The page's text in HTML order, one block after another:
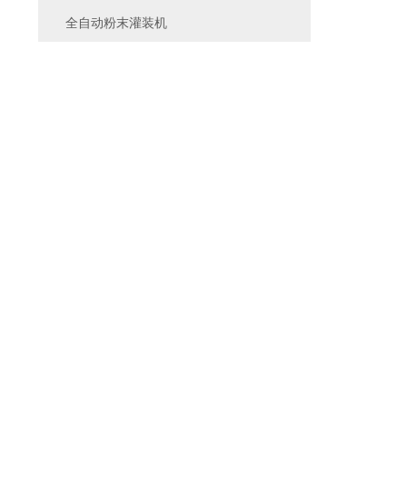
全自动粉末灌装机